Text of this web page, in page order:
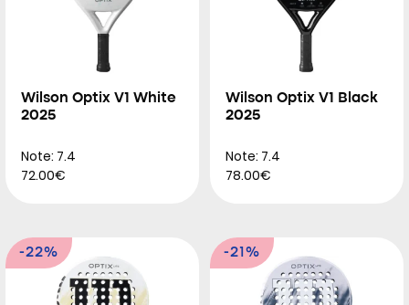
Wilson Optix V1 White
2025
Note: 7.4
72.00€
Wilson Optix V1 Black
2025
Note: 7.4
78.00€
-22% -21%